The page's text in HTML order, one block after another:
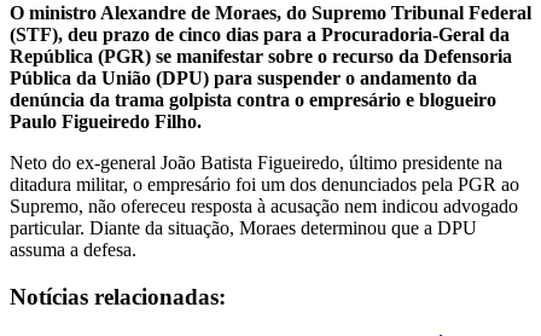
O ministro Alexandre de Moraes, do Supremo Tribunal Federal
(STF), deu prazo de cinco dias para a Procuradoria-Geral da
República (PGR) se manifestar sobre o recurso da Defensoria
Pública da União (DPU) para suspender o andamento da
denúncia da trama golpista contra o empresário e blogueiro
Paulo Figueiredo Filho.
Neto do ex-general João Batista Figueiredo, último presidente na
ditadura militar, o empresário foi um dos denunciados pela PGR ao
Supremo, não ofereceu resposta à acusação nem indicou advogado
particular. Diante da situação, Moraes determinou que a DPU
assuma a defesa.
Notícias relacionadas: